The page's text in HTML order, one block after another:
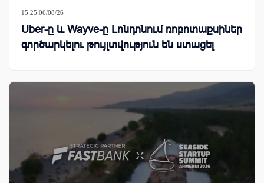
15:25 06/08/26
Uber-ը և Wayve-ը Լոնդոնում ռոբոտաքսիներ
գործարկելու թույլտվություն են ստացել